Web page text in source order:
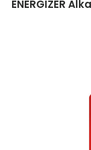
ENERGIZER